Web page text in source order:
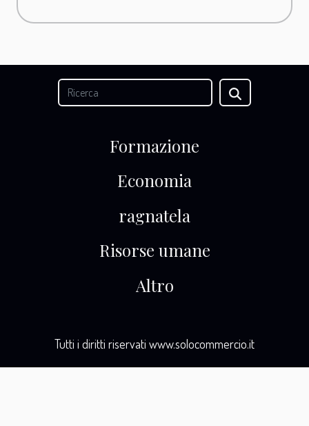
Formazione
Economia
ragnatela
Risorse umane
Altro
Tutti i diritti riservati www.solocommercio.it